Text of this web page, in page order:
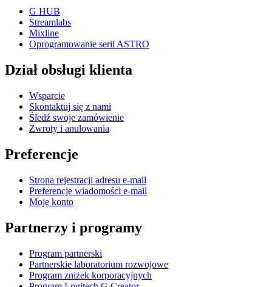
G HUB
Streamlabs
Mixline
Oprogramowanie serii ASTRO
Dział obsługi klienta
Wsparcie
Skontaktuj się z nami
Śledź swoje zamówienie
Zwroty i anulowania
Preferencje
Strona rejestracji adresu e-mail
Preferencje wiadomości e-mail
Moje konto
Partnerzy i programy
Program partnerski
Partnerskie laboratorium rozwojowe
Program zniżek korporacyjnych